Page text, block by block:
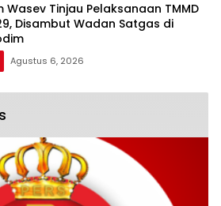
Wasev Tinjau Pelaksanaan TMMD
Disambut Wadan Satgas di
Agustus 6, 2026